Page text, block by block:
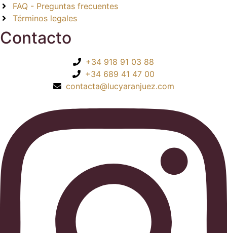
FAQ - Preguntas frecuentes
Términos legales
Contacto
+34 918 91 03 88
+34 689 41 47 00
contacta@lucyaranjuez.com